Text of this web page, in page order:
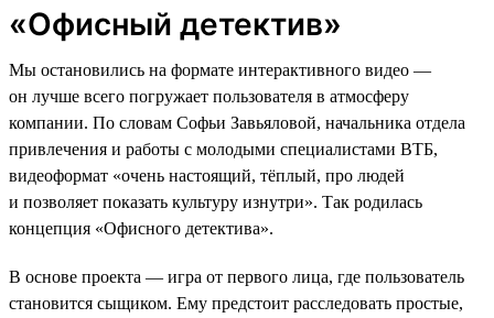
«Офисный детектив»
Мы остановились на формате интерактивного видео —
он лучше всего погружает пользователя в атмосферу
компании. По словам Софьи Завьяловой, начальника отдела
привлечения и работы с молодыми специалистами ВТБ,
видеоформат «очень настоящий, тёплый, про людей
и позволяет показать культуру изнутри». Так родилась
концепция «Офисного детектива».
В основе проекта — игра от первого лица, где пользователь
становится сыщиком. Ему предстоит расследовать простые,